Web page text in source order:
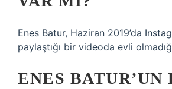
Enes Batur, Haziran 2019’da
paylaştığı bir videoda evli
ENES BATUR’UN